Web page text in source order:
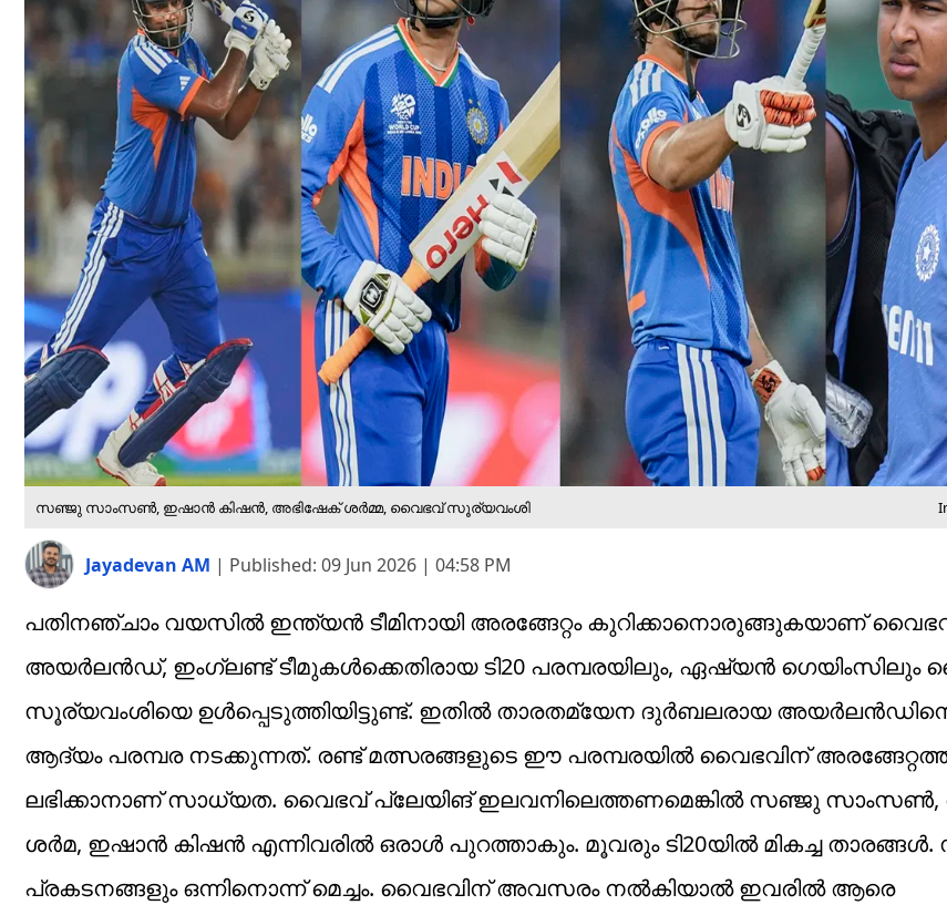
സഞ്ജു സാംസൺ, ഇഷാൻ കിഷൻ, അഭിഷേക് ശർമ്മ, വൈഭവ് സൂര്യവംശി
Jayadevan AM | Published: 09 Jun 2026 | 04:58 PM
പതിനഞ്ചാം വയസില്‍ ഇന്ത്യന്‍ ടീമിനായി അരങ്ങേറ്റം കുറിക്കാനൊരുങ്ങുകയാണ്
അയര്‍ലന്‍ഡ്, ഇംഗ്ലണ്ട് ടീമുകള്‍ക്കെതിരായ ടി20 പരമ്പരയിലും, ഏഷ്യന്‍ ഗെയിംസിലും
സൂര്യവംശിയെ ഉള്‍പ്പെടുത്തിയിട്ടുണ്ട്. ഇതില്‍ താരതമ്യേന ദുര്‍ബലരായ
ആദ്യം പരമ്പര നടക്കുന്നത്. രണ്ട് മത്സരങ്ങളുടെ ഈ പരമ്പരയില്‍ വൈഭവിന്
ലഭിക്കാനാണ് സാധ്യത. വൈഭവ് പ്ലേയിങ് ഇലവനിലെത്തണമെങ്കില്‍ സഞ്ജു സാംസണ്‍,
ശര്‍മ, ഇഷാന്‍ കിഷന്‍ എന്നിവരില്‍ ഒരാള്‍ പുറത്താകും. മൂവരും ടി20യില്‍ മികച്ച
പ്രകടനങ്ങളും ഒന്നിനൊന്ന് മെച്ചം. വൈഭവിന് അവസരം നല്‍കിയാല്‍ ഇവരില്‍ ആരെ